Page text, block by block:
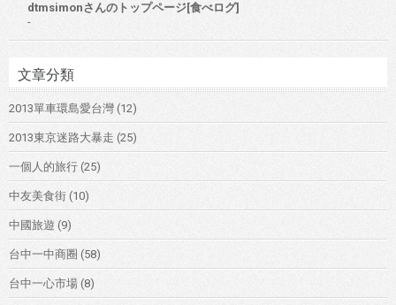
dtmsimonさんのトップページ[食べログ]
-
文章分類
2013單車環島愛台灣 (12)
2013東京迷路大暴走 (25)
一個人的旅行 (25)
中友美食街 (10)
中國旅遊 (9)
台中一中商圈 (58)
台中一心市場 (8)